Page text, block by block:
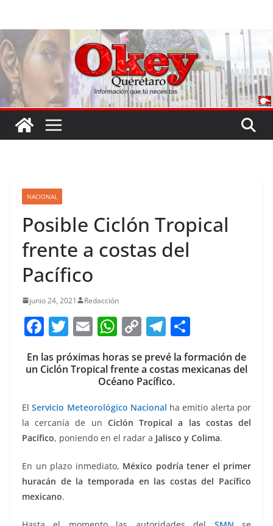
contenido
NACIONAL
Posible Ciclón Tropical
frente a costas del
Pacífico
junio 24, 2021 Redacción
F
c
b
o
o
k
T
w
itt
E
m
ai
W
at
s
A
p
p
C
p
y
Li
n
k
T
el
e
gr
a
m
ar
En las próximas horas se prevé la formación de
un Ciclón Tropical frente a costas mexicanas del
Océano Pacífico.
ElServicio Meteorológico Nacional ha emitio alerta por
la cercanía de un Ciclón Tropical a las costas del
Pacífico, poniendo en el radar a Jalisco y Colima.
En un plazo inmediato, México podría tener el primer
huracán de la temporada en las costas del Pacífico
mexicano.